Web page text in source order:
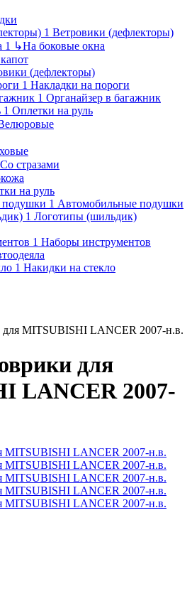
Ветровики (дефлекторы)
↳На боковые окна
(дефлекторы)
Накладки на пороги
Органайзер в багажник
Оплетки на руль
Со стразами
на руль
Автомобильные подушки
Логотипы (шильдик)
Наборы инструментов
Накидки на стекло
для MITSUBISHI LANCER 2007-н.в.
для
LANCER 2007-